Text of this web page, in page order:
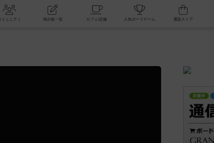
ム会 コミュニティ 掲示板一覧 カフェ/店舗 人気ボードゲーム